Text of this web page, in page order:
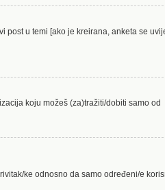
u temi [ako je kreirana, anketa se
koju možeš (za)tražiti/dobiti samo od
ke odnosno da samo određeni/e